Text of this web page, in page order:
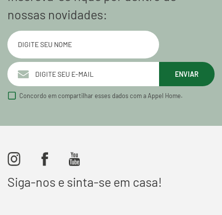
nossas novidades:
ENVIAR
Concordo em compartilhar esses dados com a Appel Home.
Siga-nos e sinta-se em casa!